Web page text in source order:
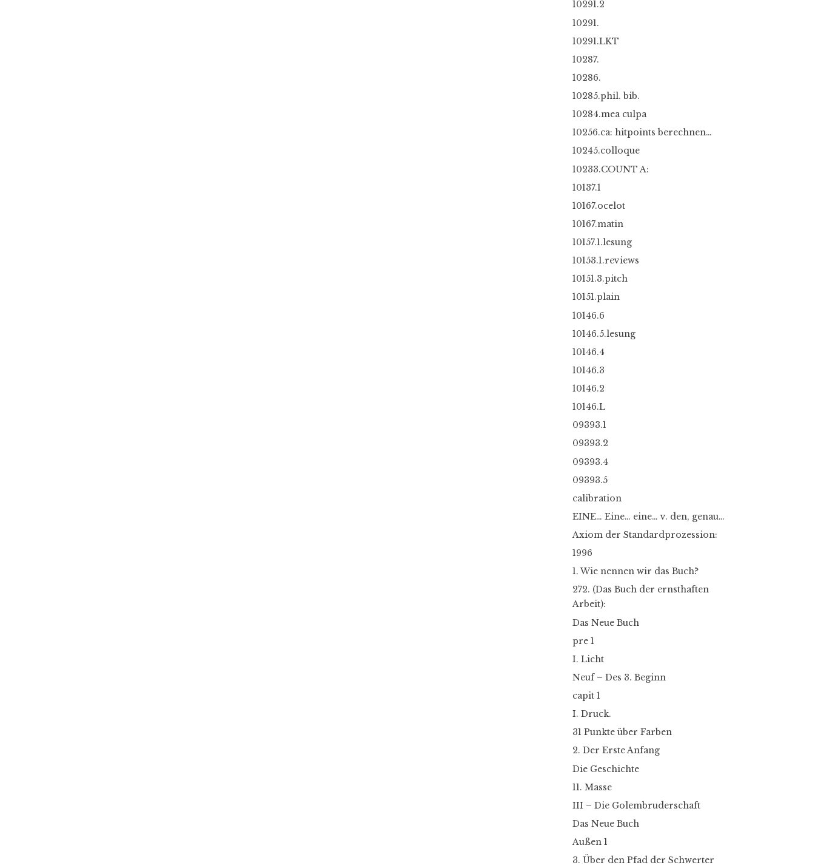
10291.2
10291.
10291.LKT
10287.
10286.
10285.phil. bib.
10284.mea culpa
10256.ca: hitpoints berechnen…
10245.colloque
10233.COUNT A:
10137.1
10167.ocelot
10167.matin
10157.1.lesung
10153.1.reviews
10151.3.pitch
10151.plain
10146.6
10146.5.lesung
10146.4
10146.3
10146.2
10146.L
09393.1
09393.2
09393.4
09393.5
calibration
EINE… Eine… eine… v. den, genau…
Axiom der Standardprozession:
1996
1. Wie nennen wir das Buch?
272. (Das Buch der ernsthaften
Arbeit):
Das Neue Buch
pre 1
I. Licht
Neuf – Des 3. Beginn
capit 1
I. Druck.
31 Punkte über Farben
2. Der Erste Anfang
Die Geschichte
11. Masse
III – Die Golembruderschaft
Das Neue Buch
Außen 1
3. Über den Pfad der Schwerter